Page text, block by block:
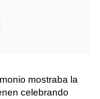
mostraba la
celebrando